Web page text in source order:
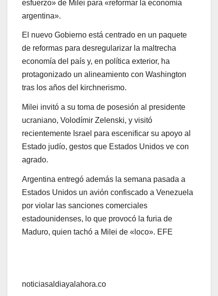
esfuerzo» de Milei para «reformar la economía
argentina».
El nuevo Gobierno está centrado en un paquete
de reformas para desregularizar la maltrecha
economía del país y, en política exterior, ha
protagonizado un alineamiento con Washington
tras los años del kirchnerismo.
Milei invitó a su toma de posesión al presidente
ucraniano, Volodímir Zelenski, y visitó
recientemente Israel para escenificar su apoyo al
Estado judío, gestos que Estados Unidos ve con
agrado.
Argentina entregó además la semana pasada a
Estados Unidos un avión confiscado a Venezuela
por violar las sanciones comerciales
estadounidenses, lo que provocó la furia de
Maduro, quien tachó a Milei de «loco». EFE
noticiasaldiayalahora.co